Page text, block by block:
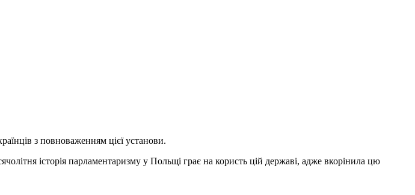
з повноваженням цієї установи.
історія парламентаризму у Польщі грає на користь цій державі, адже вкорінила цю